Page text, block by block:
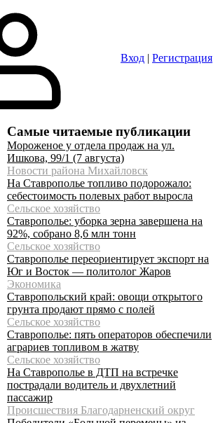
Вход | Регистрация
Самые читаемые публикации
Мороженое у отдела продаж на ул.
Ишкова, 99/1 (7 августа)
Новости района Михайловск
На Ставрополье топливо подорожало:
себестоимость полевых работ выросла
Сельское хозяйство
Ставрополье: уборка зерна завершена на
92%, собрано 8,6 млн тонн
Сельское хозяйство
Ставрополье переориентирует экспорт на
Юг и Восток — политолог Жаров
Экономика
Ставропольский край: овощи открытого
грунта продают прямо с полей
Сельское хозяйство
Ставрополье: пять операторов обеспечили
аграриев топливом в жатву
Сельское хозяйство
На Ставрополье в ДТП на встречке
пострадали водитель и двухлетний
пассажир
Происшествия Благодарненский округ